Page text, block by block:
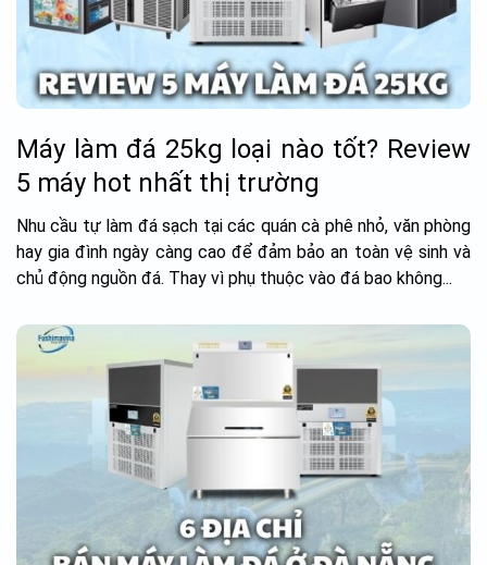
Máy làm đá 25kg loại nào tốt? Review
5 máy hot nhất thị trường
Nhu cầu tự làm đá sạch tại các quán cà phê nhỏ, văn phòng
hay gia đình ngày càng cao để đảm bảo an toàn vệ sinh và
chủ động nguồn đá. Thay vì phụ thuộc vào đá bao không...